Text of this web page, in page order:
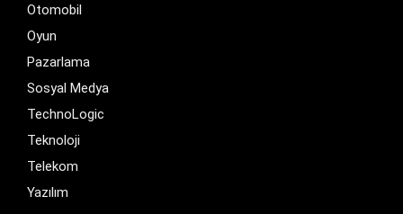
Otomobil
Oyun
Pazarlama
Sosyal Medya
TechnoLogic
Teknoloji
Telekom
Yazılım